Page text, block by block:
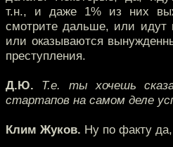
т.н., и даже 1% из них
смотрите дальше, или идут
или оказываются
преступления.
Д.Ю. Т.е. ты хочешь
стартапов на самом деле
Клим Жуков. Ну по факту